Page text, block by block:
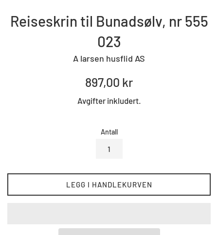
Reiseskrin til Bunadsølv, nr 555
023
A larsen husflid AS
Standard
897,00 kr
Avgifter inkludert.
Antall
LEGG I HANDLEKURVEN